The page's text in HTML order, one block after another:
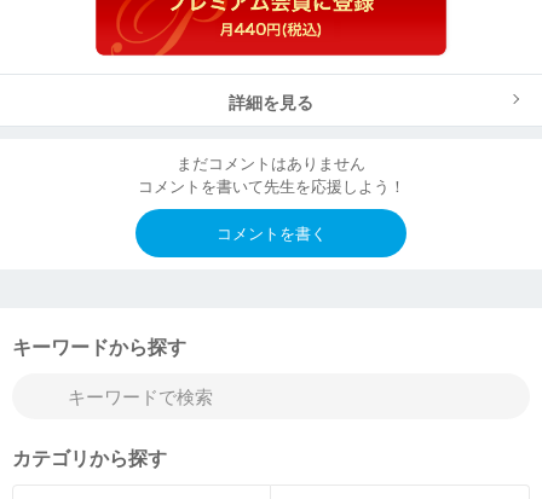
詳細を見る
まだコメントはありません
コメントを書いて先生を応援しよう！
コメントを書く
キーワードから探す
カテゴリから探す